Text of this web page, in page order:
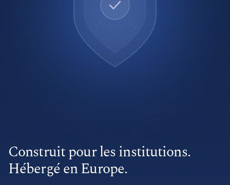
Construit pour les institutions.
Hébergé en Europe.